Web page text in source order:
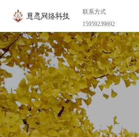
联系方式
15959239692